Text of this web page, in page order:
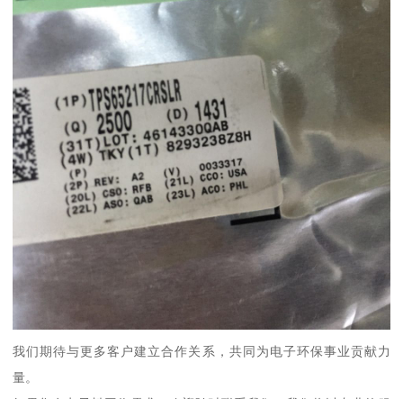
我们期待与更多客户建立合作关系，共同为电子环保事业贡献力
量。